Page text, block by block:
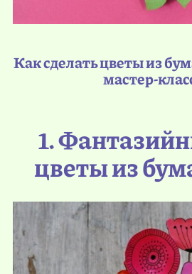
Как сделать цветы из
мастер-
1.
цветы из